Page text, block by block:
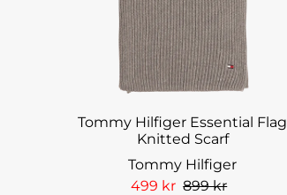
Tommy Hilfiger Essential Flag
Knitted Scarf
Tommy Hilfiger
499 kr 899 kr